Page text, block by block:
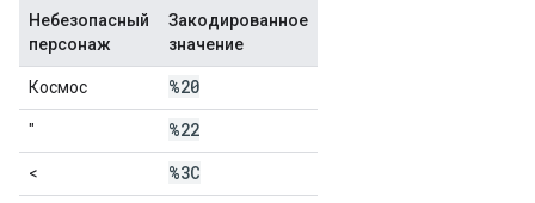
Небезопасный
персонаж
Закодированное
значение
Космос %20
" %22
< %3C